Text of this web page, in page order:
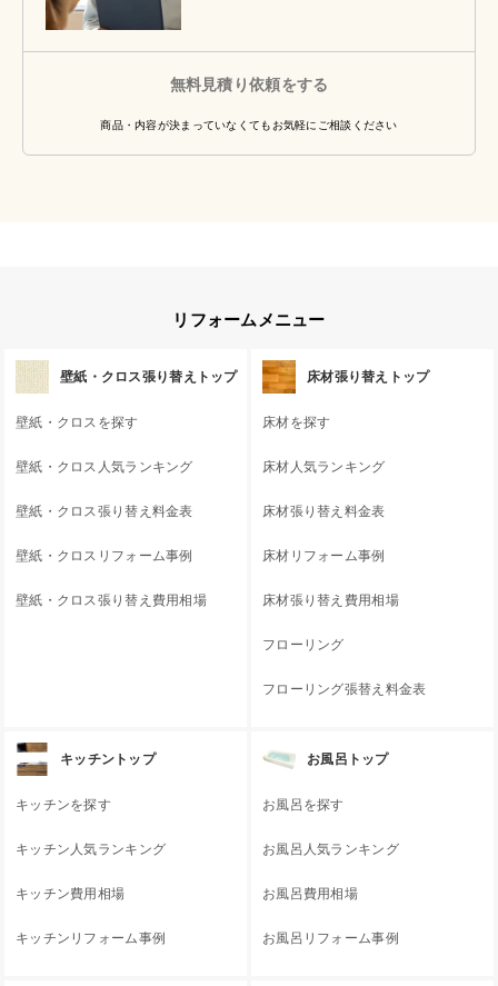
無料見積り依頼をする
商品・内容が決まっていなくてもお気軽にご相談ください
リフォームメニュー
壁紙・クロス張り替えトップ
壁紙・クロスを探す
壁紙・クロス人気ランキング
壁紙・クロス張り替え料金表
壁紙・クロスリフォーム事例
壁紙・クロス張り替え費用相場
床材張り替えトップ
床材を探す
床材人気ランキング
床材張り替え料金表
床材リフォーム事例
床材張り替え費用相場
フローリング
フローリング張替え料金表
キッチントップ
キッチンを探す
キッチン人気ランキング
キッチン費用相場
キッチンリフォーム事例
お風呂トップ
お風呂を探す
お風呂人気ランキング
お風呂費用相場
お風呂リフォーム事例